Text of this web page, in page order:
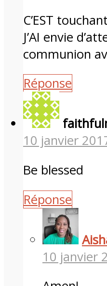
C’EST
J’AI envie
communion
Réponse
10 janvier
Be blessed
Réponse
10 janvier